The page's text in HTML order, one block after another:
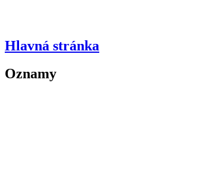
Hlavná stránka
Oznamy